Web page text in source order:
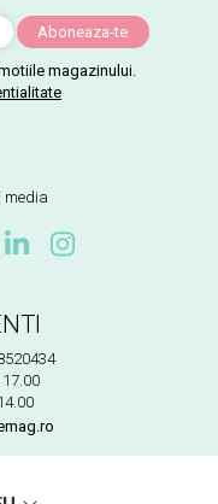
magazinului.
media